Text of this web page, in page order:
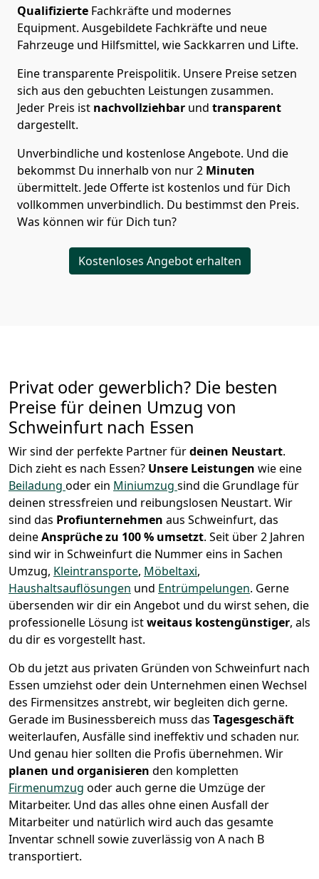
Qualifizierte Fachkräfte und modernes
Equipment. Ausgebildete Fachkräfte und neue
Fahrzeuge und Hilfsmittel, wie Sackkarren und Lifte.
Eine transparente Preispolitik. Unsere Preise setzen
sich aus den gebuchten Leistungen zusammen.
Jeder Preis ist nachvollziehbar und transparent
dargestellt.
Unverbindliche und kostenlose Angebote. Und die
bekommst Du innerhalb von nur2 Minuten
übermittelt. Jede Offerte ist kostenlos und für Dich
vollkommen unverbindlich. Du bestimmst den Preis.
Was können wir für Dich tun?
Kostenloses Angebot erhalten
Privat oder gewerblich? Die besten
Preise für deinen Umzug von
Schweinfurt nach Essen
Wir sind der perfekte Partner fürdeinen Neustart.
Dich zieht es nach Essen? Unsere Leistungen wie eine
Beiladung oder ein Miniumzug sind die Grundlage für
deinen stressfreien und reibungslosen Neustart. Wir
sind das Profiunternehmen aus Schweinfurt, das
deineAnsprüche zu 100 % umsetzt. Seit über 2 Jahren
sind wir in Schweinfurt die Nummer eins in Sachen
Umzug, Kleintransporte, Möbeltaxi,
Haushaltsauflösungen und Entrümpelungen. Gerne
übersenden wir dir ein Angebot und du wirst sehen, die
professionelle Lösung istweitaus kostengünstiger, als
du dir es vorgestellt hast.
Ob du jetzt aus privaten Gründen von Schweinfurt nach
Essen umziehst oder dein Unternehmen einen Wechsel
des Firmensitzes anstrebt, wir begleiten dich gerne.
Gerade im Businessbereich muss das Tagesgeschäft
weiterlaufen, Ausfälle sind ineffektiv und schaden nur.
Und genau hier sollten die Profis übernehmen. Wir
planen und organisieren den kompletten
Firmenumzug oder auch gerne die Umzüge der
Mitarbeiter. Und das alles ohne einen Ausfall der
Mitarbeiter und natürlich wird auch das gesamte
Inventar schnell sowie zuverlässig von A nach B
transportiert.